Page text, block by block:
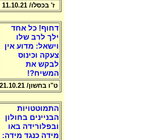
ז' בכסלו/ 11.10.21
דחוף! כל אחד
ילך לרב שלו
וישאל: מדוע אין
צעקה וכינוס
לבקש את
המשיח?!
ט"ו בחשון/ 21.10.21
התמוטטויות
הבניינים בחולון
ובפלורידה באו
מידה כנגד מידה: